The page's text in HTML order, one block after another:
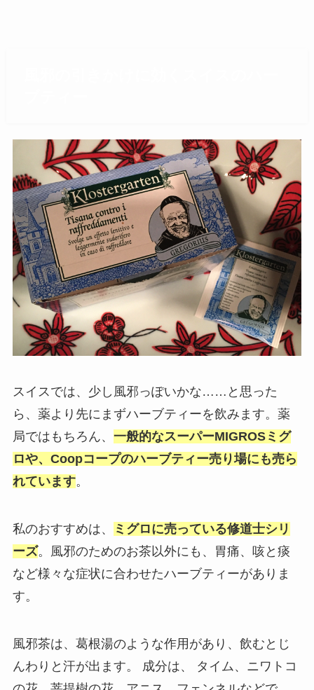
スイスでは、少し風邪っぽいかな……と思った
ら、薬より先にまずハーブティーを飲みます。薬
局ではもちろん、 一般的なスーパーMIGROSミグ
ロや、Coopコープのハーブティー売り場にも売ら
れています。
私のおすすめは、
ミグロに売っている修道士シリ
ーズ。風邪のためのお茶以外にも、胃痛、咳と痰
など様々な症状に合わせたハーブティーがありま
す。
風邪茶は、葛根湯のような作用があり、飲むとじ
んわりと汗が出ます。 成分は、 タイム、ニワトコ